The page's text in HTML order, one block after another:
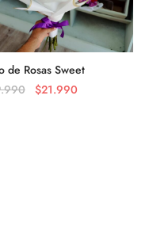
de Rosas Sweet
El precio
$21.990